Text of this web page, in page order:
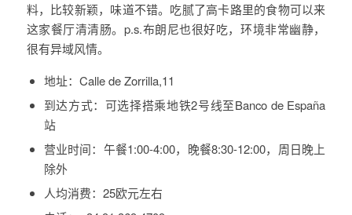
料，比较新颖，味道不错。吃腻了高卡路里的食物可以来
这家餐厅清清肠。p.s.布朗尼也很好吃，环境非常幽静，
很有异域风情。
地址： Calle de Zorrilla,11
到达方式： 可选择搭乘地铁2号线至Banco de España
站
营业时间： 午餐1:00-4:00，晚餐8:30-12:00，周日晚上
除外
人均消费： 25欧元左右